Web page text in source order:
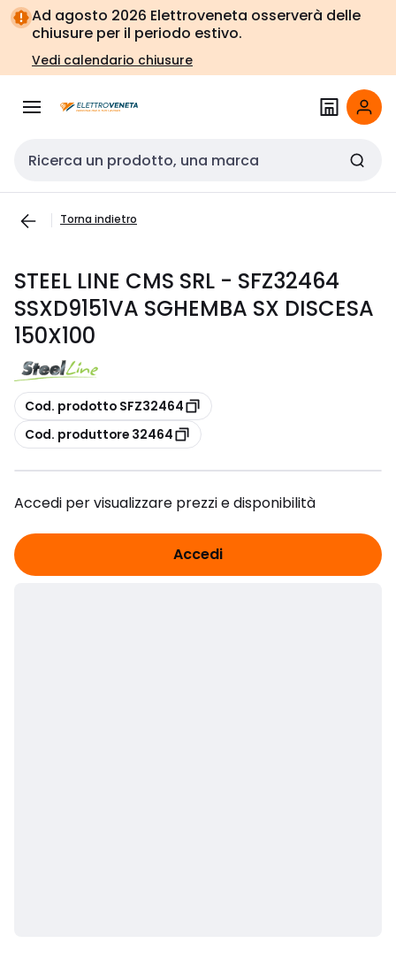
Vai alla
navigazione
Vai
alla
pagina
Ad agosto 2026 Elettroveneta osserverà delle
chiusure per il periodo estivo.
Vedi calendario chiusure
Cerca input
Torna indietro
STEEL LINE CMS SRL - SFZ32464
SSXD9151VA SGHEMBA SX DISCESA
150X100
copia
Cod. prodotto SFZ32464
copia
Cod. produttore 32464
Accedi per visualizzare prezzi e disponibilità
Accedi